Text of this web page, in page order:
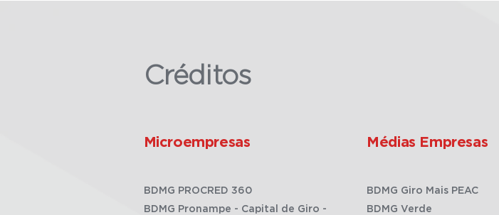
Créditos
Microempresas
BDMG PROCRED 360
BDMG Pronampe - Capital de Giro -
Médias Empresas
BDMG Giro Mais PEAC
BDMG Verde